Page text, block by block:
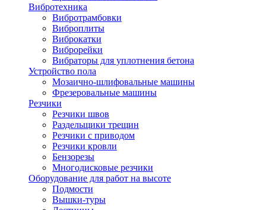
Вибротехника
Вибротрамбовки
Виброплиты
Виброкатки
Виброрейки
Вибраторы для уплотнения бетона
Устройство пола
Мозаично-шлифовальные машины
Фрезеровальные машины
Резчики
Резчики швов
Раздельщики трещин
Резчики с приводом
Резчики кровли
Бензорезы
Многодисковые резчики
Оборудование для работ на высоте
Подмости
Вышки-туры